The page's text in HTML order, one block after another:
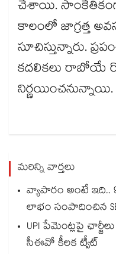
చేశాయి.
కాలంలో జాగ్రత్త
సూచిస్తున్నారు.
కదలికలు రాబోయే
నిర్ణయించనున్నాయి.
మరిన్ని వార్తలు
వ్యాపారం అంటే ఇది..
లాభం సంపాదించిన
UPI పేమెంట్లపై
సీఈవో కీలక ట్వీట్